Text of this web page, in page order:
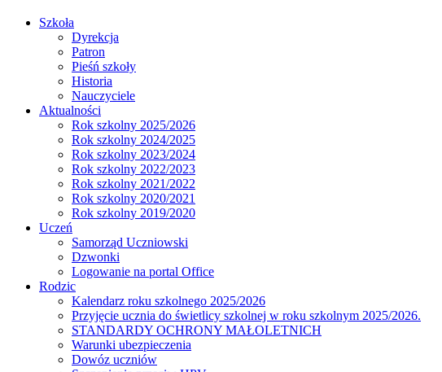
Szkoła
Dyrekcja
Patron
Pieśń szkoły
Historia
Nauczyciele
Aktualności
Rok szkolny 2025/2026
Rok szkolny 2024/2025
Rok szkolny 2023/2024
Rok szkolny 2022/2023
Rok szkolny 2021/2022
Rok szkolny 2020/2021
Rok szkolny 2019/2020
Uczeń
Samorząd Uczniowski
Dzwonki
Logowanie na portal Office
Rodzic
Kalendarz roku szkolnego 2025/2026
Przyjęcie ucznia do świetlicy szkolnej w roku szkolnym 2025/2026.
STANDARDY OCHRONY MAŁOLETNICH
Warunki ubezpieczenia
Dowóz uczniów